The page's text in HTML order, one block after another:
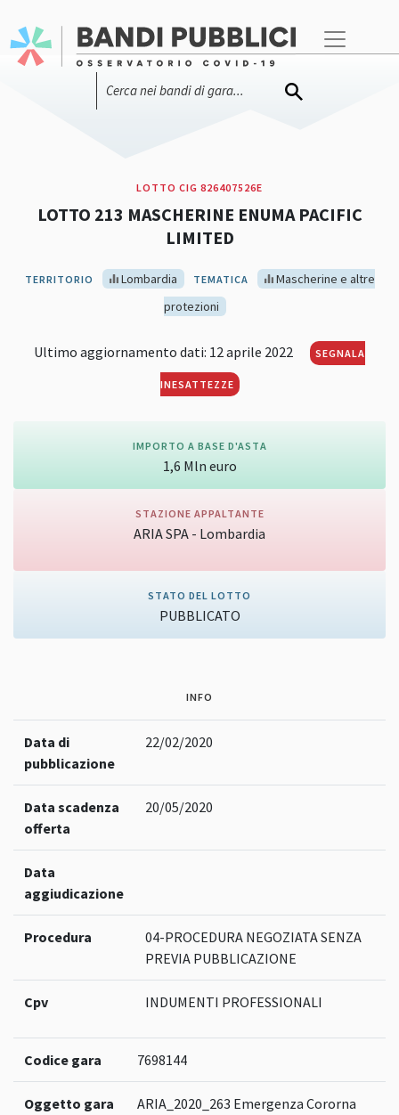
LOTTO CIG 826407526E
LOTTO 213 MASCHERINE ENUMA PACIFIC
LIMITED
TERRITORIO Lombardia TEMATICA
Mascherine e altre
protezioni
Ultimo aggiornamento dati: 12 aprile 2022 SEGNALA
INESATTEZZE
IMPORTO A BASE D'ASTA
1,6 Mln euro
STAZIONE APPALTANTE
ARIA SPA - Lombardia
STATO DEL LOTTO
PUBBLICATO
INFO
Data di
pubblicazione
22/02/2020
Data scadenza
offerta
20/05/2020
Data
aggiudicazione
Procedura
04-PROCEDURA NEGOZIATA SENZA
PREVIA PUBBLICAZIONE
Cpv INDUMENTI PROFESSIONALI
Codice gara 7698144
Oggetto gara
ARIA_2020_263 Emergenza Cororna